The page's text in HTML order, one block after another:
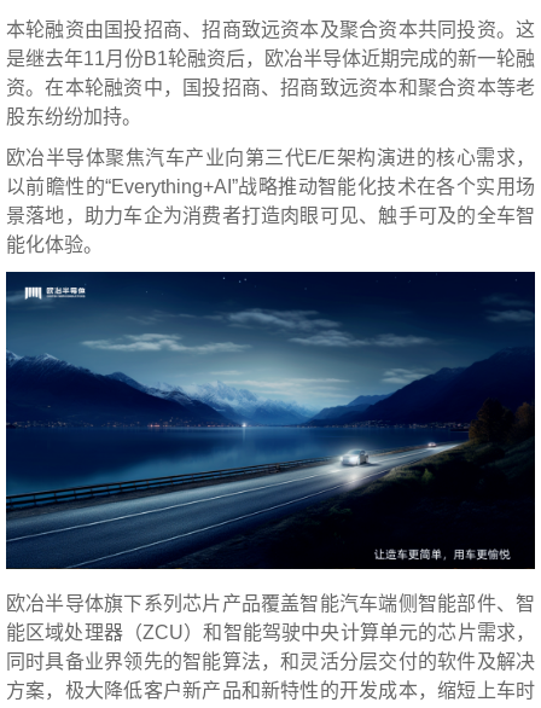
本轮融资由国投招商、招商致远资本及聚合资本共同投资。这
是继去年11月份B1轮融资后，欧冶半导体近期完成的新一轮融
资。在本轮融资中，国投招商、招商致远资本和聚合资本等老
股东纷纷加持。
欧冶半导体聚焦汽车产业向第三代E/E架构演进的核心需求，
以前瞻性的“Everything+AI”战略推动智能化技术在各个实用场
景落地，助力车企为消费者打造肉眼可见、触手可及的全车智
能化体验。
欧冶半导体旗下系列芯片产品覆盖智能汽车端侧智能部件、智
能区域处理器（ZCU）和智能驾驶中央计算单元的芯片需求，
同时具备业界领先的智能算法，和灵活分层交付的软件及解决
方案，极大降低客户新产品和新特性的开发成本，缩短上车时